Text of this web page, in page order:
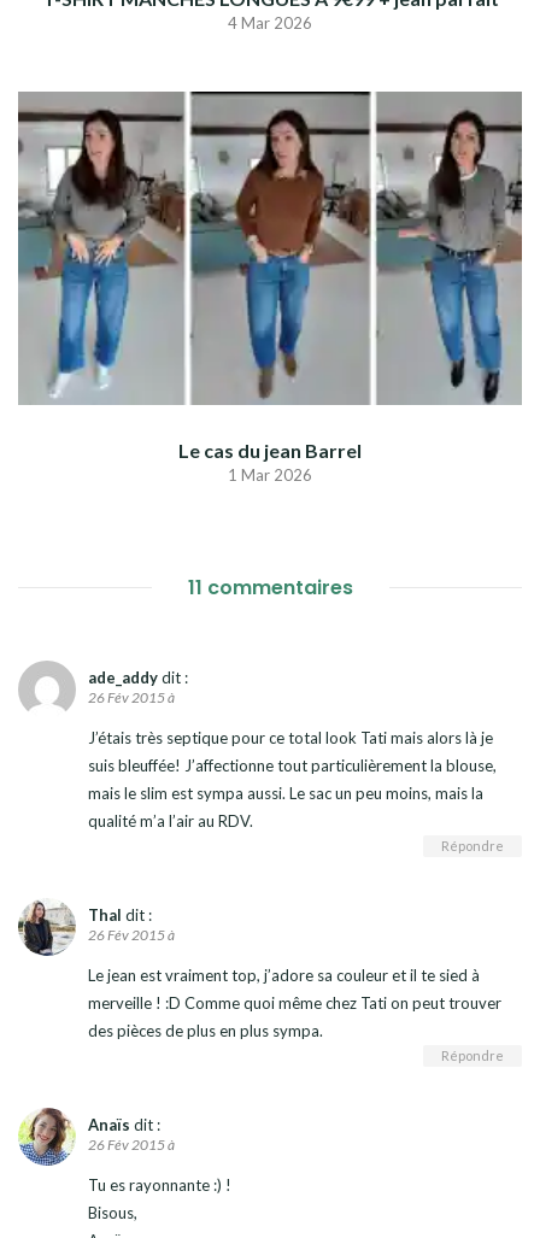
4 Mar 2026
Le cas du jean Barrel
1 Mar 2026
11 commentaires
ade_addydit :
26 Fév 2015 à
J’étais très septique pour ce total look Tati mais alors là je
suis bleuffée! J’affectionne tout particulièrement la blouse,
mais le slim est sympa aussi. Le sac un peu moins, mais la
qualité m’a l’air au RDV.
Répondre
Thal dit :
26 Fév 2015 à
Le jean est vraiment top, j’adore sa couleur et il te sied à
merveille ! :D Comme quoi même chez Tati on peut trouver
des pièces de plus en plus sympa.
Répondre
Anaïs dit :
26 Fév 2015 à
Tu es rayonnante :) !
Bisous,